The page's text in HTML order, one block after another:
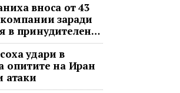
вноса от 43
заради
в принудителен
удари в
опитите на Иран
атаки